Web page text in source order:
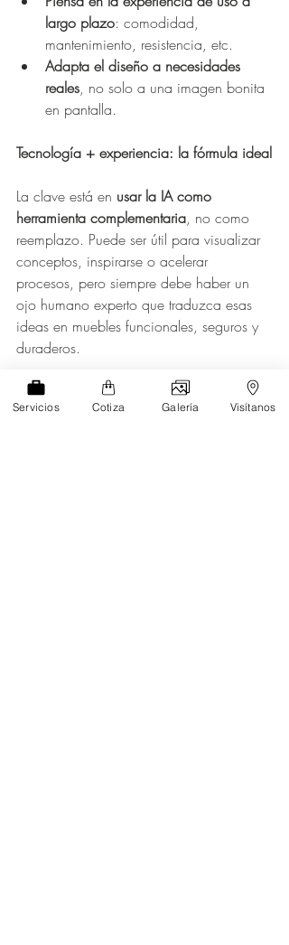
largo plazo: comodidad,
mantenimiento, resistencia, etc.
Adapta el diseño a necesidades
reales, no solo a una imagen bonita
en pantalla.
Tecnología + experiencia: la fórmula ideal
La clave está en usar la IA como
herramienta complementaria, no como
reemplazo. Puede ser útil para visualizar
conceptos, inspirarse o acelerar
procesos, pero siempre debe haber un
ojo humano experto que traduzca esas
ideas en muebles funcionales, seguros y
duraderos.
La inteligencia artificial ha abierto nuevas
puertas en el diseño, pero aún no
Servicios Cotiza Galería Visítanos